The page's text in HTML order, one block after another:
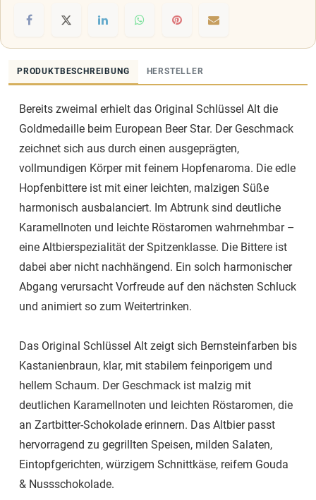
PRODUKTBESCHREIBUNG HERSTELLER
Bereits zweimal erhielt das Original Schlüssel Alt die
Goldmedaille beim European Beer Star. Der Geschmack
zeichnet sich aus durch einen ausgeprägten,
vollmundigen Körper mit feinem Hopfenaroma. Die edle
Hopfenbittere ist mit einer leichten, malzigen Süße
harmonisch ausbalanciert. Im Abtrunk sind deutliche
Karamellnoten und leichte Röstaromen wahrnehmbar –
eine Altbierspezialität der Spitzenklasse. Die Bittere ist
dabei aber nicht nachhängend. Ein solch harmonischer
Abgang verursacht Vorfreude auf den nächsten Schluck
und animiert so zum Weitertrinken.
Das Original Schlüssel Alt zeigt sich Bernsteinfarben bis
Kastanienbraun, klar, mit stabilem feinporigem und
hellem Schaum. Der Geschmack ist malzig mit
deutlichen Karamellnoten und leichten Röstaromen, die
an Zartbitter-Schokolade erinnern. Das Altbier passt
hervorragend zu gegrillten Speisen, milden Salaten,
Eintopfgerichten, würzigem Schnittkäse, reifem Gouda
& Nussschokolade.